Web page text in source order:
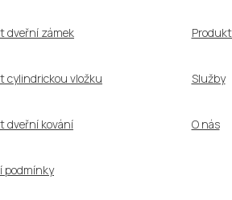
dveřní zámek
cylindrickou vložku
dveřní kování
podmínky
Služby
O nás